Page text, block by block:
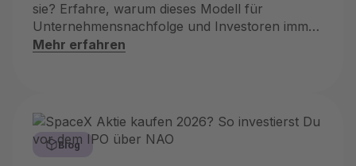
sie? Erfahre, warum dieses Modell für
Unternehmensnachfolge und Investoren immer
relevanter wird.
Mehr erfahren
Blog